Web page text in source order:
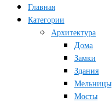
Главная
Категории
Архитектура
Дома
Замки
Здания
Мельницы
Мосты